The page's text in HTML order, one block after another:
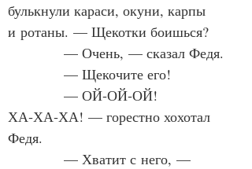
булькнули караси, окуни, карпы
и ротаны. — Щекотки боишься?
— Очень, — сказал Федя.
— Щекочите его!
— ОЙ‑ОЙ‑ОЙ!
ХА‑ХА‑ХА! — горестно хохотал
Федя.
— Хватит с него, —